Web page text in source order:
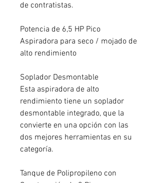
de contratistas.
Potencia de 6,5 HP Pico
Aspiradora para seco / mojado de
alto rendimiento
Soplador Desmontable
Esta aspiradora de alto
rendimiento tiene un soplador
desmontable integrado, que la
convierte en una opción con las
dos mejores herramientas en su
categoría.
Tanque de Polipropileno con